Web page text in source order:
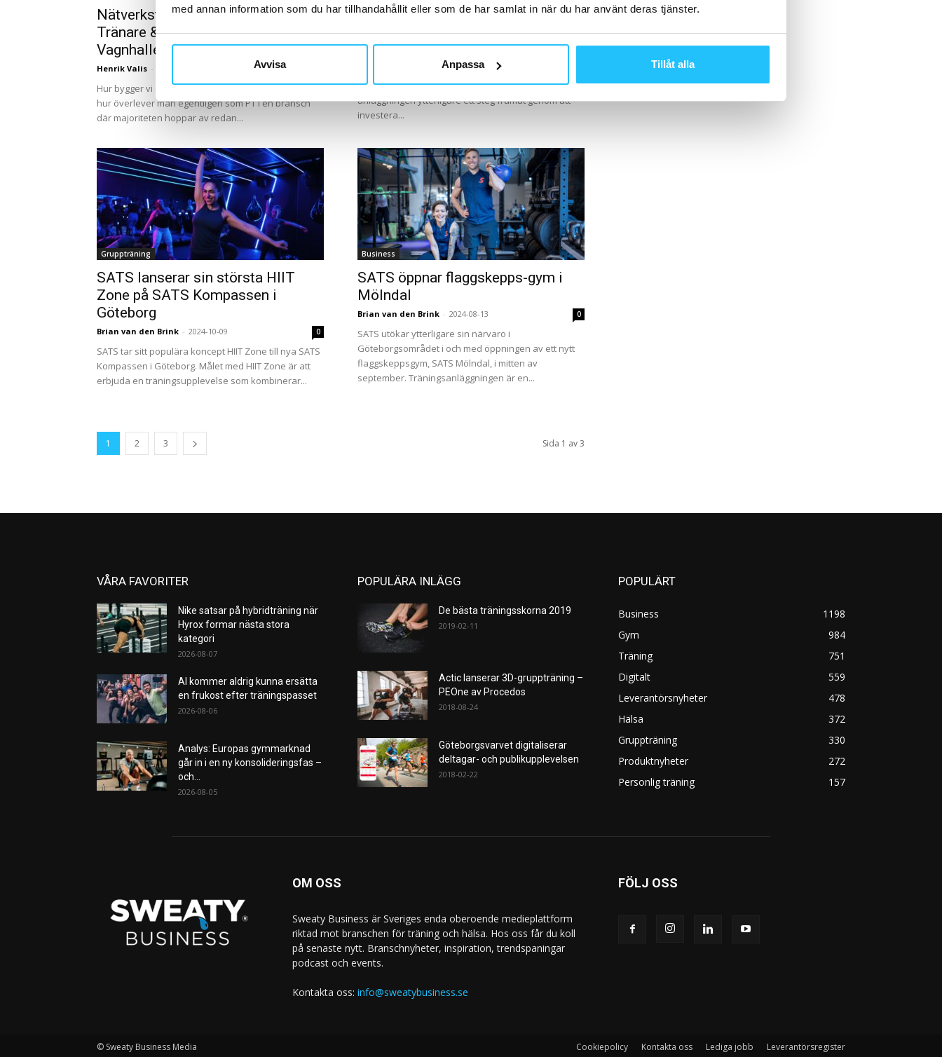
med annan information som du har tillhandahållit eller som de har samlat in när du har använt deras tjänster.
Avvisa Anpassa Tillåt alla
Nätverksträff för Personliga
Tränare & idrottstränare på
Vagnhallen Göteborg
Henrik Valis -
Hur bygger vi en starkare tränarkår i Göteborg – och
hur överlever man egentligen som PT i en bransch
där majoriteten hoppar av redan...
Kristinedals träningscenter tar
steget in i framtiden med Milon
Kristinedals träningscenter i Göteborg har länge varit
en central plats för träning och friskvård. Nu tar
anläggningen ytterligare ett steg framåt genom att
investera...
Gruppträning
SATS lanserar sin största HIIT
Zone på SATS Kompassen i
Göteborg
Brian van den Brink - 2024-10-09 0
SATS tar sitt populära koncept HIIT Zone till nya SATS
Kompassen i Göteborg. Målet med HIIT Zone är att
erbjuda en träningsupplevelse som kombinerar...
Business
SATS öppnar flaggskepps-gym i
Mölndal
Brian van den Brink - 2024-08-13 0
SATS utökar ytterligare sin närvaro i
Göteborgsområdet i och med öppningen av ett nytt
flaggskeppsgym, SATS Mölndal, i mitten av
september. Träningsanläggningen är en...
1 2 3 Sida 1 av 3
VÅRA FAVORITER
Nike satsar på hybridträning när
Hyrox formar nästa stora
kategori
2026-08-07
AI kommer aldrig kunna ersätta
en frukost efter träningspasset
2026-08-06
Analys: Europas gymmarknad
går in i en ny konsolideringsfas –
och...
2026-08-05
POPULÄRA INLÄGG
De bästa träningsskorna 2019
2019-02-11
Actic lanserar 3D-gruppträning –
PEOne av Procedos
2018-08-24
Göteborgsvarvet digitaliserar
deltagar- och publikupplevelsen
2018-02-22
POPULÄRT
Business
1198
Gym
984
Träning
751
Digitalt
559
Leverantörsnyheter
478
Hälsa
372
Gruppträning
330
Produktnyheter
272
Personlig träning
157
OM OSS
Sweaty Business är Sveriges enda oberoende medieplattform
riktad mot branschen för träning och hälsa. Hos oss får du koll
på senaste nytt. Branschnyheter, inspiration, trendspaningar
podcast och events.
Kontakta oss: info@sweatybusiness.se
FÖLJ OSS
Cookiepolicy Kontakta oss Lediga jobb Leverantörsregister
© Sweaty Business Media